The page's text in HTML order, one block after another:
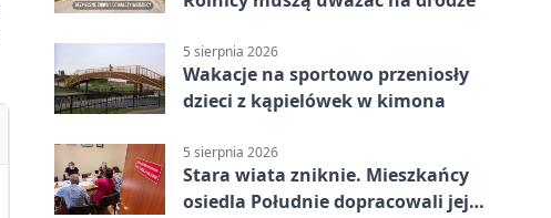
5 sierpnia 2026
Wakacje na sportowo przeniosły
dzieci z kąpielówek w kimona
5 sierpnia 2026
Stara wiata zniknie. Mieszkańcy
osiedla Południe dopracowali jej